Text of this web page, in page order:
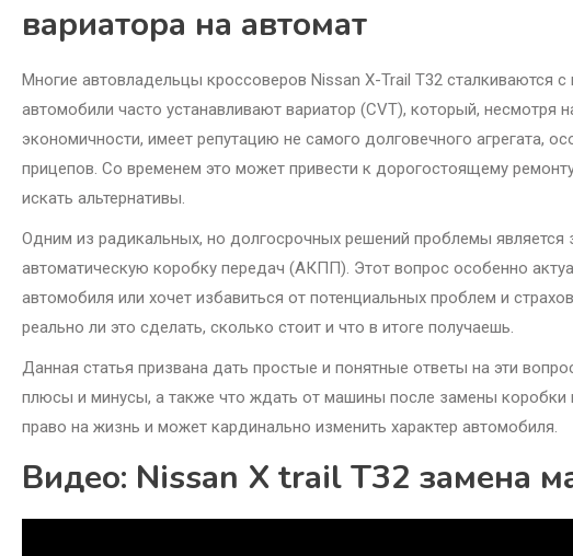
вариатора на автомат
Многие автовладельцы кроссоверов Nissan X-Trail T32 сталкиваются
автомобили часто устанавливают вариатор (CVT), который, несмотря
экономичности, имеет репутацию не самого долговечного агрегата,
прицепов. Со временем это может привести к дорогостоящему
искать альтернативы.
Одним из радикальных, но долгосрочных решений проблемы является
автоматическую коробку передач (АКПП). Этот вопрос особенно
автомобиля или хочет избавиться от потенциальных проблем и
реально ли это сделать, сколько стоит и что в итоге получаешь.
Данная статья призвана дать простые и понятные ответы на эти
плюсы и минусы, а также что ждать от машины после замены коробки
право на жизнь и может кардинально изменить характер автомобиля.
Видео: Nissan X trail T32 замена